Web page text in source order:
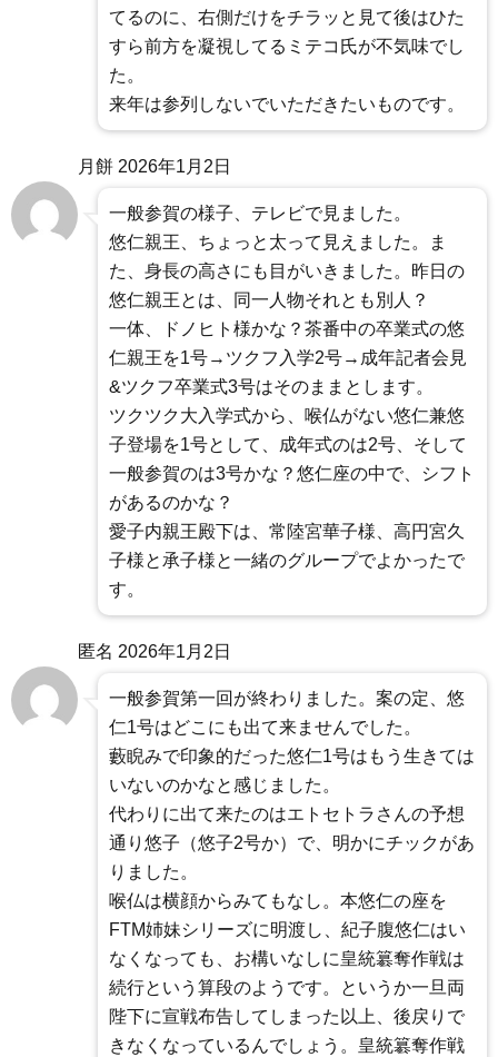
てるのに、右側だけをチラッと見て後はひた
すら前方を凝視してるミテコ氏が不気味でし
た。
来年は参列しないでいただきたいものです。
月餅 2026年1月2日
一般参賀の様子、テレビで見ました。
悠仁親王、ちょっと太って見えました。ま
た、身長の高さにも目がいきました。昨日の
悠仁親王とは、同一人物それとも別人？
一体、ドノヒト様かな？茶番中の卒業式の悠
仁親王を1号→ツクフ入学2号→成年記者会見
&ツクフ卒業式3号はそのままとします。
ツクツク大入学式から、喉仏がない悠仁兼悠
子登場を1号として、成年式のは2号、そして
一般参賀のは3号かな？悠仁座の中で、シフト
があるのかな？
愛子内親王殿下は、常陸宮華子様、高円宮久
子様と承子様と一緒のグループでよかったで
す。
匿名 2026年1月2日
一般参賀第一回が終わりました。案の定、悠
仁1号はどこにも出て来ませんでした。
藪睨みで印象的だった悠仁1号はもう生きては
いないのかなと感じました。
代わりに出て来たのはエトセトラさんの予想
通り悠子（悠子2号か）で、明かにチックがあ
りました。
喉仏は横顔からみてもなし。本悠仁の座を
FTM姉妹シリーズに明渡し、紀子腹悠仁はい
なくなっても、お構いなしに皇統簒奪作戦は
続行という算段のようです。というか一旦両
陛下に宣戦布告してしまった以上、後戻りで
きなくなっているんでしょう。皇統簒奪作戦